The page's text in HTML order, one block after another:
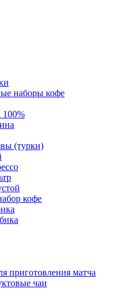
наборы кофе
100%
(турки)
кофе
приготовления матча
чаи